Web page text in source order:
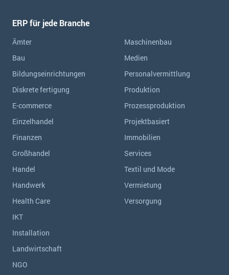
ERP für jede Branche
Ämter
Bau
Bildungseinrichtungen
Diskrete fertigung
E-commerce
Einzelhandel
Finanzen
Großhandel
Handel
Handwerk
Health Care
IKT
Installation
Landwirtschaft
NGO
Maschinenbau
Medien
Personalvermittlung
Produktion
Prozessproduktion
Projektbasiert
Immobilien
Services
Textil und Mode
Vermietung
Versorgung